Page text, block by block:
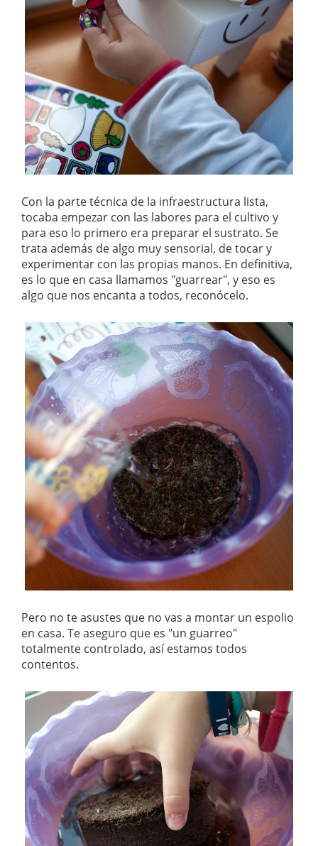
Con la parte técnica de la infraestructura lista,
tocaba empezar con las labores para el cultivo y
para eso lo primero era preparar el sustrato. Se
trata además de algo muy sensorial, de tocar y
experimentar con las propias manos. En definitiva,
es lo que en casa llamamos "guarrear", y eso es
algo que nos encanta a todos, reconócelo.
Pero no te asustes que no vas a montar un espolio
en casa. Te aseguro que es "un guarreo"
totalmente controlado, así estamos todos
contentos.